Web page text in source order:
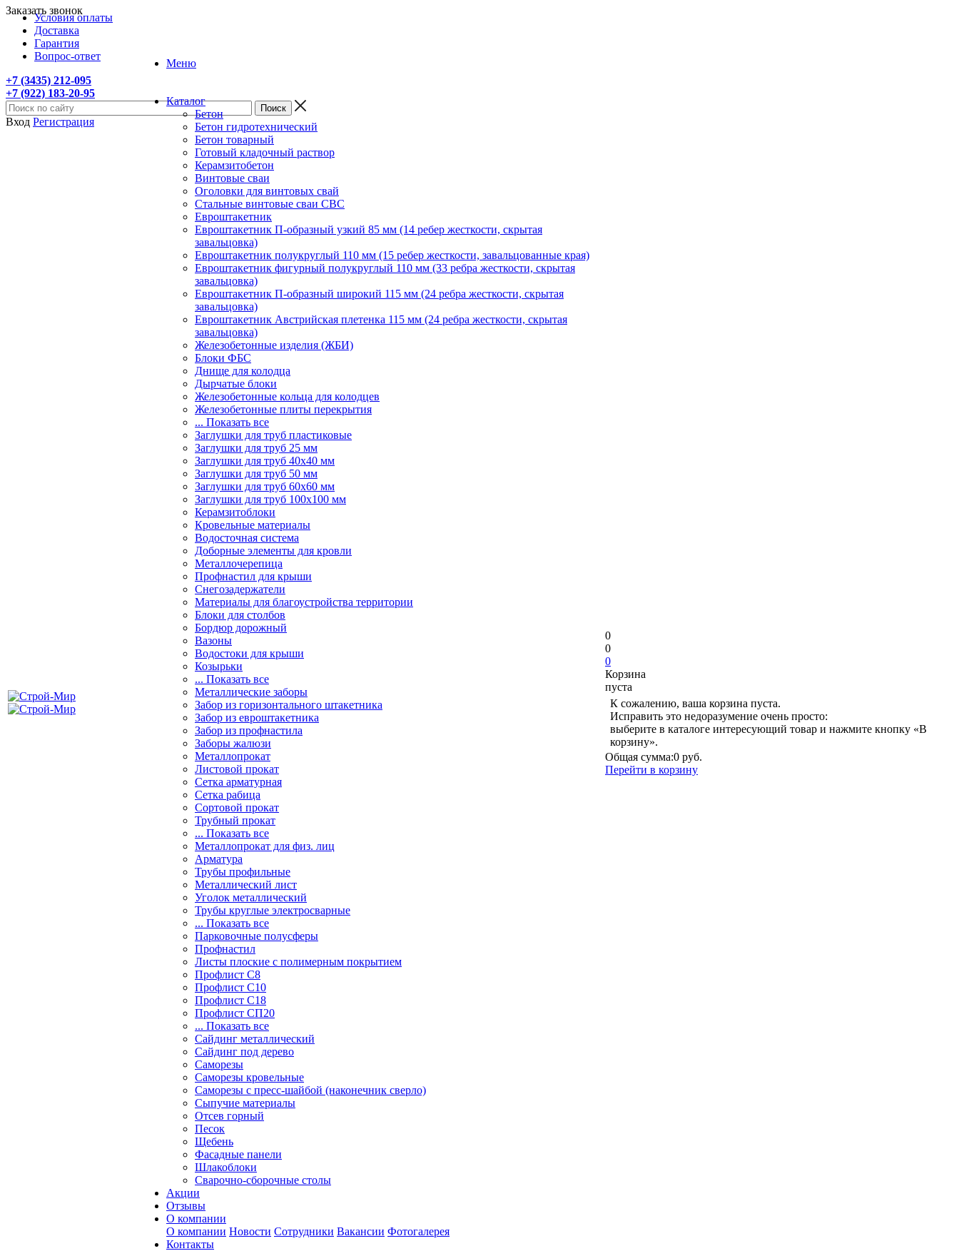
Условия оплаты
Доставка
Гарантия
Вопрос-ответ
+7 (3435) 212-095
+7 (922) 183-20-95
Заказать звонок
Вход Регистрация
Меню
Каталог
Бетон
Бетон гидротехнический
Бетон товарный
Готовый кладочный раствор
Керамзитобетон
Винтовые сваи
Оголовки для винтовых свай
Стальные винтовые сваи СВС
Евроштакетник
Евроштакетник П-образный узкий 85 мм (14 ребер жесткости, скрытая
завальцовка)
Евроштакетник полукруглый 110 мм (15 ребер жесткости, завальцованные края)
Евроштакетник фигурный полукруглый 110 мм (33 ребра жесткости, скрытая
завальцовка)
Евроштакетник П-образный широкий 115 мм (24 ребра жесткости, скрытая
завальцовка)
Евроштакетник Австрийская плетенка 115 мм (24 ребра жесткости, скрытая
завальцовка)
Железобетонные изделия (ЖБИ)
Блоки ФБС
Днище для колодца
Дырчатые блоки
Железобетонные кольца для колодцев
Железобетонные плиты перекрытия
... Показать все
Заглушки для труб пластиковые
Заглушки для труб 25 мм
Заглушки для труб 40х40 мм
Заглушки для труб 50 мм
Заглушки для труб 60х60 мм
Заглушки для труб 100х100 мм
Керамзитоблоки
Кровельные материалы
Водосточная система
Доборные элементы для кровли
Металлочерепица
Профнастил для крыши
Снегозадержатели
Материалы для благоустройства территории
Блоки для столбов
Бордюр дорожный
Вазоны
Водостоки для крыши
Козырьки
... Показать все
Металлические заборы
Забор из горизонтального штакетника
Забор из евроштакетника
Забор из профнастила
Заборы жалюзи
Металлопрокат
Листовой прокат
Сетка арматурная
Сетка рабица
Сортовой прокат
Трубный прокат
... Показать все
Металлопрокат для физ. лиц
Арматура
Трубы профильные
Металлический лист
Уголок металлический
Трубы круглые электросварные
... Показать все
Парковочные полусферы
Профнастил
Листы плоские с полимерным покрытием
Профлист С8
Профлист С10
Профлист С18
Профлист СП20
... Показать все
Сайдинг металлический
Cайдинг под дерево
Саморезы
Саморезы кровельные
Саморезы с пресс-шайбой (наконечник сверло)
Сыпучие материалы
Отсев горный
Песок
Щебень
Фасадные панели
Шлакоблоки
Сварочно-сборочные столы
Акции
Отзывы
О компании
О компании Новости Сотрудники Вакансии Фотогалерея
Контакты
0
0
0
Корзина
пуста
К сожалению, ваша корзина пуста.
Исправить это недоразумение очень просто:
выберите в каталоге интересующий товар и нажмите кнопку «В
корзину».
Общая сумма:0 руб.
Перейти в корзину